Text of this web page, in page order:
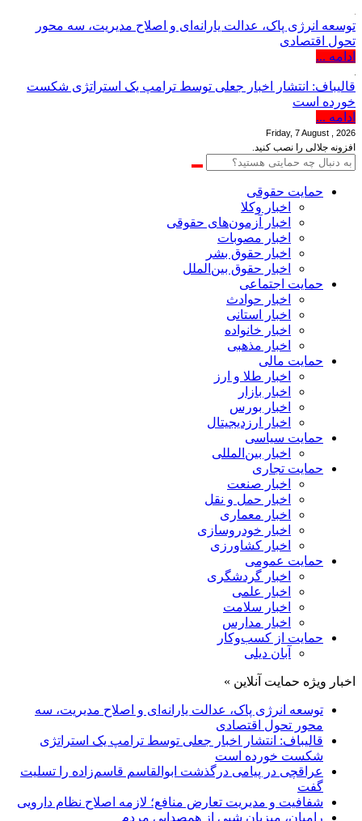
توسعه انرژی پاک، عدالت یارانه‌ای و اصلاح مدیریت، سه محور
تحول اقتصادی
ادامه ...
قالیباف: انتشار اخبار جعلی توسط ترامپ یک استراتژی شکست
خورده است
ادامه ...
Friday, 7 August , 2026
افزونه جلالی را نصب کنید.
حمایت حقوقی
اخبار وکلا
اخبار آزمون‌های حقوقی
اخبار مصوبات
اخبار حقوق بشر
اخبار حقوق بین‌الملل
حمایت اجتماعی
اخبار حوادث
اخبار استانی
اخبار خانواده
اخبار مذهبی
حمایت مالی
اخبار طلا و ارز
اخبار بازار
اخبار بورس
اخبار ارزدیجیتال
حمایت سیاسی
اخبار بین‌المللی
حمایت تجاری
اخبار صنعت
اخبار حمل و نقل
اخبار معماری
اخبار خودروسازی
اخبار کشاورزی
حمایت عمومی
اخبار گردشگری
اخبار علمی
اخبار سلامت
اخبار مدارس
حمایت از کسب‌وکار
آبان دیلی
اخبار ویژه حمایت آنلاین »
توسعه انرژی پاک، عدالت یارانه‌ای و اصلاح مدیریت، سه
محور تحول اقتصادی
قالیباف: انتشار اخبار جعلی توسط ترامپ یک استراتژی
شکست خورده است
عراقچی در پیامی درگذشت ابوالقاسم قاسم‌زاده را تسلیت
گفت
شفافیت و مدیریت تعارض منافع؛ لازمه اصلاح نظام دارویی
رامیان، میزبان شبی از همصدایی مردم